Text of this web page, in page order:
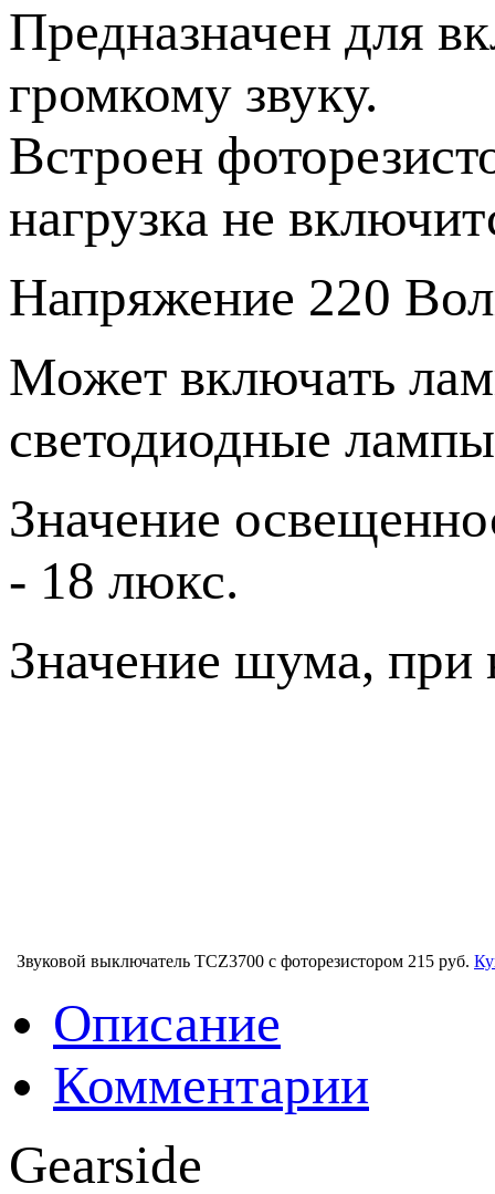
Предназначен для
громкому звуку.
Встроен
нагрузка не
Напряжение 220
Может включать
светодиодные
Значение
- 18 люкс.
Значение шума, при
Звуковой выключатель TCZ3700 с фоторезистором 215 руб.
Описание
Комментарии
Gearside